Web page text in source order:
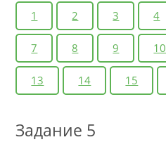
1 2 3 4
7 8 9 10
13 14 15
Задание 5